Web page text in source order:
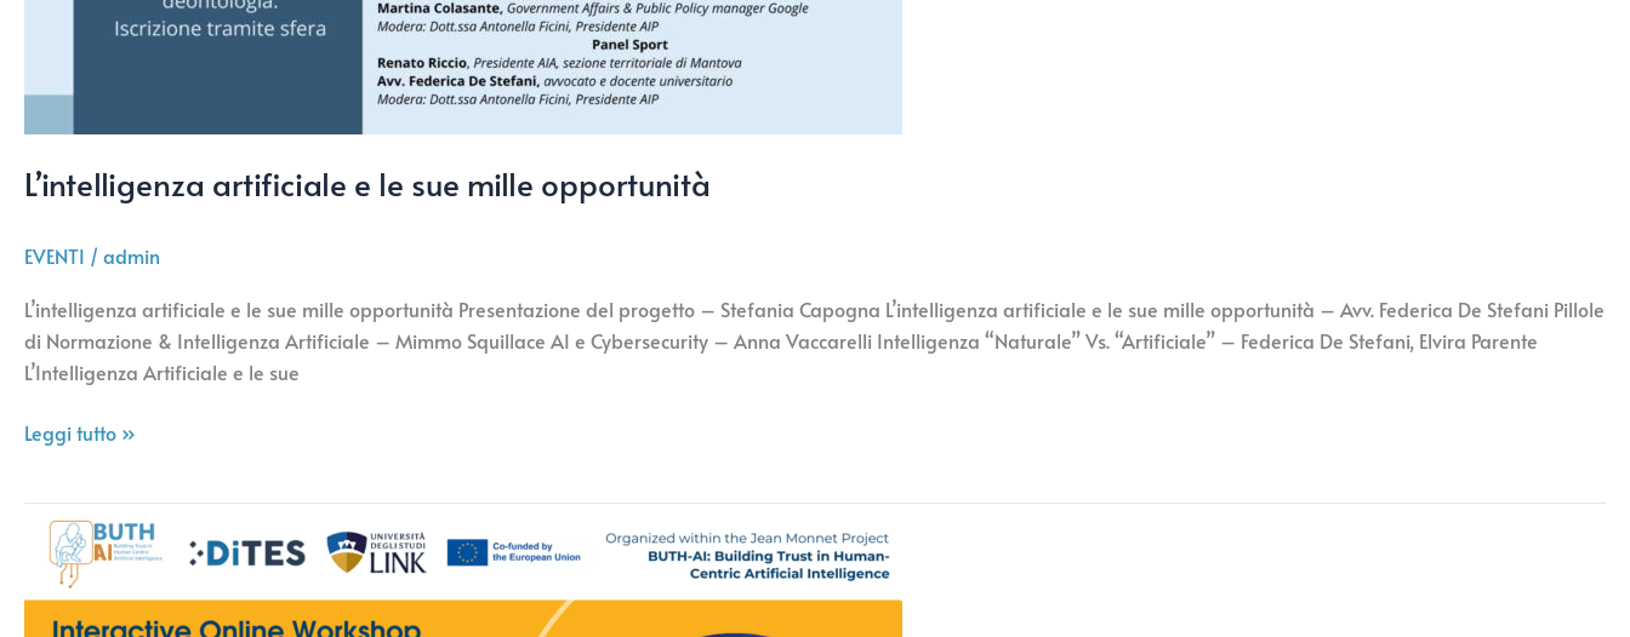
L’intelligenza artificiale e le sue mille opportunità
EVENTI / admin
L’intelligenza artificiale e le sue mille opportunità Presentazione del progetto – Stefania Capogna L’intelligenza artificiale e le sue mille opportunità – Avv. Federica De Stefani Pillole
di Normazione & Intelligenza Artificiale – Mimmo Squillace AI e Cybersecurity – Anna Vaccarelli Intelligenza “Naturale” Vs. “Artificiale” – Federica De Stefani, Elvira Parente
L’Intelligenza Artificiale e le sue
Leggi tutto »
Workshop
interattivo
online: